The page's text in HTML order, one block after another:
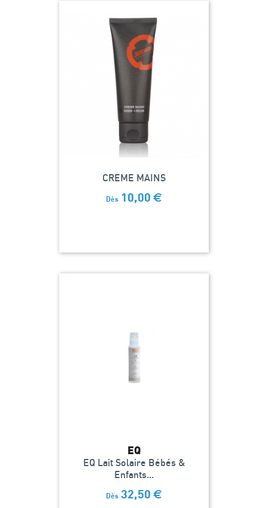
CREME MAINS
Dès 10,00 €
EQ
EQ Lait Solaire Bébés &
Enfants...
Dès 32,50 €